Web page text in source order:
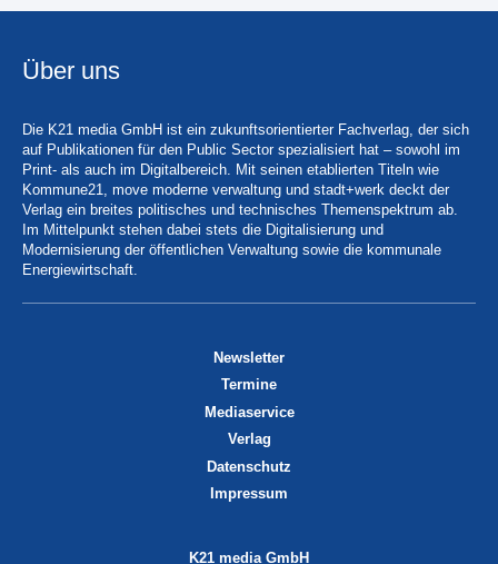
Über uns
Die K21 media GmbH ist ein zukunftsorientierter Fachverlag, der sich
auf Publikationen für den Public Sector spezialisiert hat – sowohl im
Print- als auch im Digitalbereich. Mit seinen etablierten Titeln wie
Kommune21, move moderne verwaltung und stadt+werk deckt der
Verlag ein breites politisches und technisches Themenspektrum ab.
Im Mittelpunkt stehen dabei stets die Digitalisierung und
Modernisierung der öffentlichen Verwaltung sowie die kommunale
Energiewirtschaft.
Newsletter
Termine
Mediaservice
Verlag
Datenschutz
Impressum
K21 media GmbH